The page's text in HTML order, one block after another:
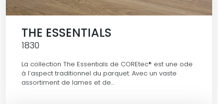
THE ESSENTIALS
1830
La collection The Essentials de COREtec® est une ode
à l’aspect traditionnel du parquet. Avec un vaste
assortiment de lames et de…